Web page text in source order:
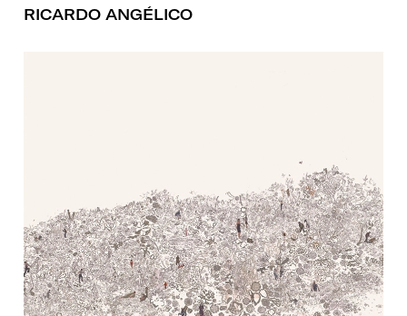
RICARDO ANGÉLICO